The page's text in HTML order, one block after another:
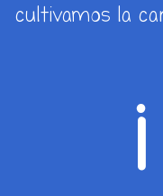
cultivamos la